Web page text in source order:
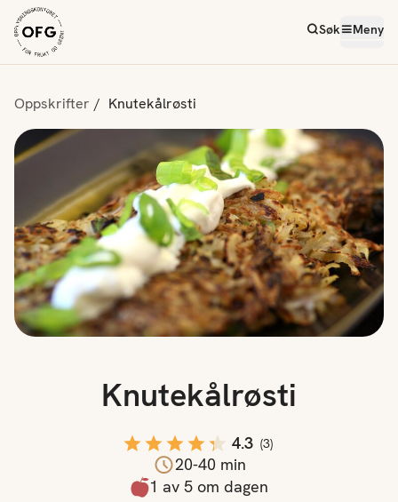
Søk Meny
Oppskrifter Knutekålrøsti
Knutekålrøsti
4.3 (3)
20-40 min
1 av 5 om dagen